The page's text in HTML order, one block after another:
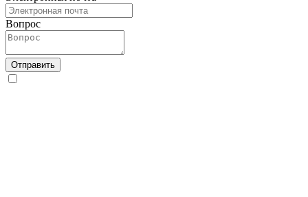
Вопрос
Отправить